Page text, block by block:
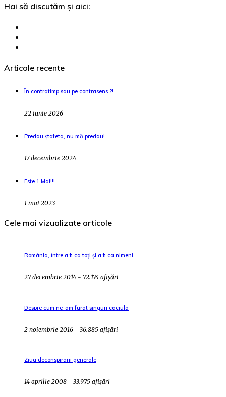
Hai să discutăm și aici:
Articole recente
În contratimp sau pe contrasens ?!
22 iunie 2026
Predau ștafeta, nu mă predau!
17 decembrie 2024
Este 1 Mai!!!
1 mai 2023
Cele mai vizualizate articole
România, între a fi ca toți și a fi ca nimeni
27 decembrie 2014 - 72.174 afișări
Despre cum ne-am furat singuri caciula
2 noiembrie 2016 - 36.885 afișări
Ziua deconspirarii generale
14 aprilie 2008 - 33.975 afișări